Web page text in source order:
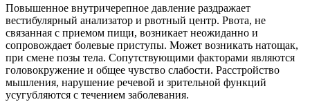
Повышенное внутричерепное давление раздражает
вестибулярный анализатор и рвотный центр. Рвота, не
связанная с приемом пищи, возникает неожиданно и
сопровождает болевые приступы. Может возникать натощак,
при смене позы тела. Сопутствующими факторами являются
головокружение и общее чувство слабости. Расстройство
мышления, нарушение речевой и зрительной функций
усугубляются с течением заболевания.